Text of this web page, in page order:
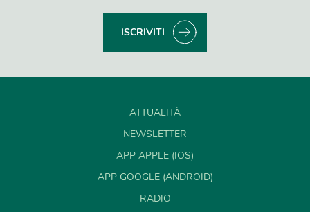
ISCRIVITI
ATTUALITÀ
NEWSLETTER
APP APPLE (IOS)
APP GOOGLE (ANDROID)
RADIO